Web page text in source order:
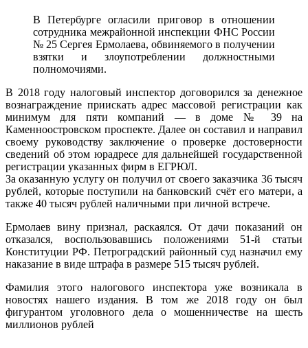
В Петербурге огласили приговор в отношении
сотрудника межрайонной инспекции ФНС России
№ 25 Сергея Ермолаева, обвиняемого в получении
взятки и злоупотреблении должностными
полномочиями.
В 2018 году налоговый инспектор договорился за денежное
вознаграждение приискать адрес массовой регистрации как
минимум для пяти компаний — в доме № 39 на
Каменноостровском проспекте. Далее он составил и направил
своему руководству заключение о проверке достоверности
сведений об этом юрадресе для дальнейшей государственной
регистрации указанных фирм в ЕГРЮЛ.
За оказанную услугу он получил от своего заказчика 36 тысяч
рублей, которые поступили на банковский счёт его матери, а
также 40 тысяч рублей наличными при личной встрече.
Ермолаев вину признал, раскаялся. От дачи показаний он
отказался, воспользовавшись положениями 51-й статьи
Конституции РФ. Петроградский районный суд назначил ему
наказание в виде штрафа в размере 515 тысяч рублей.
Фамилия этого налогового инспектора уже возникала в
новостях нашего издания. В том же 2018 году он был
фигурантом уголовного дела о мошенничестве на шесть
миллионов рублей